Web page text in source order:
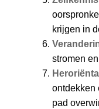
krijgen in
stromen
ontdekken
pad